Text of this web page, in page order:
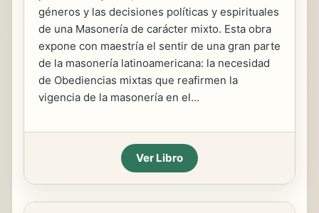
géneros y las decisiones políticas y espirituales
de una Masonería de carácter mixto. Esta obra
expone con maestría el sentir de una gran parte
de la masonería latinoamericana: la necesidad
de Obediencias mixtas que reafirmen la
vigencia de la masonería en el...
Ver Libro